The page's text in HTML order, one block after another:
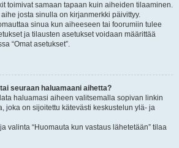
toimivat samaan tapaan kuin aiheiden tilaaminen.
josta sinulla on kirjanmerkki päivittyy.
sinua kun aiheeseen tai foorumiin tulee
ja tilausten asetukset voidaan määrittää
“Omat asetukset”.
seuraan haluamaani aihetta?
haluamasi aiheen valitsemalla sopivan linkin
joka on sijoitettu kätevästi keskustelun ylä- ja
valinta “Huomauta kun vastaus lähetetään” tilaa